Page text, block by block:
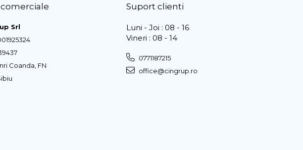
Srl
Coanda, FN
Suport clienti
Luni - Joi : 08 - 16
Vineri : 08 - 14
0771187215
office@cingrup.ro